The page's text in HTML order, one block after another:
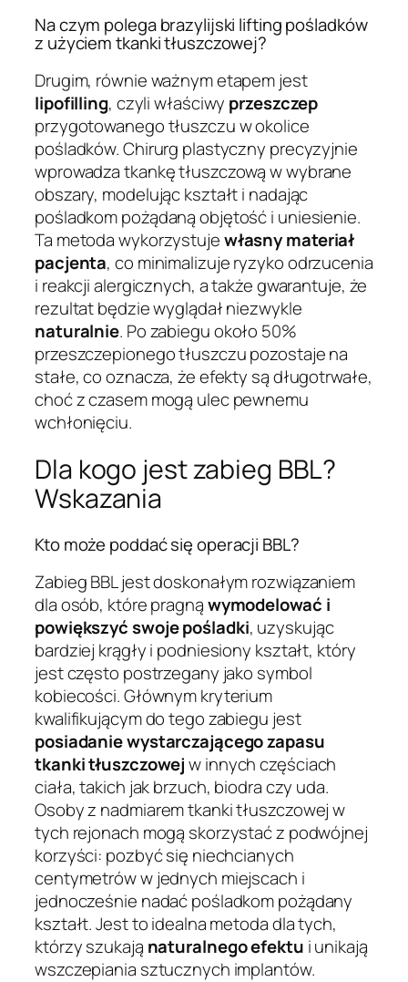
Na czym polega brazylijski lifting pośladków
z użyciem tkanki tłuszczowej?
Drugim, równie ważnym etapem jest
lipofilling, czyli właściwy przeszczep
przygotowanego tłuszczu w okolice
pośladków. Chirurg plastyczny precyzyjnie
wprowadza tkankę tłuszczową w wybrane
obszary, modelując kształt i nadając
pośladkom pożądaną objętość i uniesienie.
Ta metoda wykorzystujewłasny materiał
pacjenta, co minimalizuje ryzyko odrzucenia
i reakcji alergicznych, a także gwarantuje, że
rezultat będzie wyglądał niezwykle
naturalnie. Po zabiegu około 50%
przeszczepionego tłuszczu pozostaje na
stałe, co oznacza, że efekty są długotrwałe,
choć z czasem mogą ulec pewnemu
wchłonięciu.
Dla kogo jest zabieg BBL?
Wskazania
Kto może poddać się operacji BBL?
Zabieg BBL jest doskonałym rozwiązaniem
dla osób, które pragnąwymodelować i
powiększyć swoje pośladki, uzyskując
bardziej krągły i podniesiony kształt, który
jest często postrzegany jako symbol
kobiecości. Głównym kryterium
kwalifikującym do tego zabiegu jest
posiadanie wystarczającego zapasu
tkanki tłuszczowejw innych częściach
ciała, takich jak brzuch, biodra czy uda.
Osoby z nadmiarem tkanki tłuszczowej w
tych rejonach mogą skorzystać z podwójnej
korzyści: pozbyć się niechcianych
centymetrów w jednych miejscach i
jednocześnie nadać pośladkom pożądany
kształt. Jest to idealna metoda dla tych,
którzy szukają naturalnego efektu i unikają
wszczepiania sztucznych implantów.